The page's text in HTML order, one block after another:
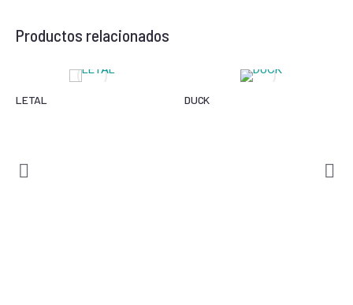
Productos relacionados
LETAL DUCK